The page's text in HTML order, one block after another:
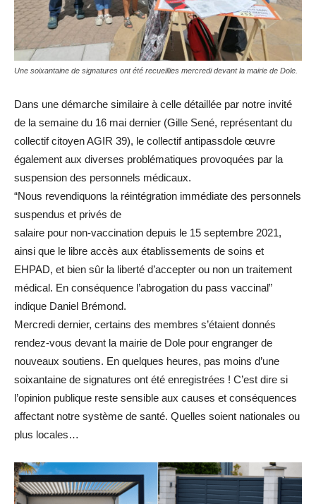
Une soixantaine de signatures ont été recueillies mercredi devant la mairie de Dole.
Dans une démarche similaire à celle détaillée par notre invité
de la semaine du 16 mai dernier (Gille Sené, représentant du
collectif citoyen AGIR 39), le collectif antipassdole œuvre
également aux diverses problématiques provoquées par la
suspension des personnels médicaux.
“Nous revendiquons la réintégration immédiate des personnels
suspendus et privés de
salaire pour non-vaccination depuis le 15 septembre 2021,
ainsi que le libre accès aux établissements de soins et
EHPAD, et bien sûr la liberté d’accepter ou non un traitement
médical. En conséquence l’abrogation du pass vaccinal”
indique Daniel Brémond.
Mercredi dernier, certains des membres s’étaient donnés
rendez-vous devant la mairie de Dole pour engranger de
nouveaux soutiens. En quelques heures, pas moins d’une
soixantaine de signatures ont été enregistrées ! C’est dire si
l’opinion publique reste sensible aux causes et conséquences
affectant notre système de santé. Quelles soient nationales ou
plus locales…